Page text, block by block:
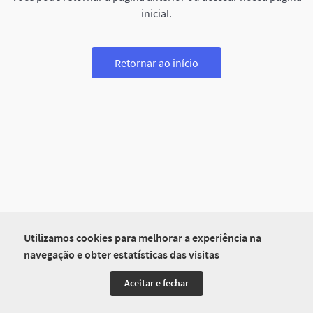
Utilizamos cookies para melhorar a experiência na
navegação e obter estatísticas das visitas
Aceitar e fechar
inicial.
Retornar ao início